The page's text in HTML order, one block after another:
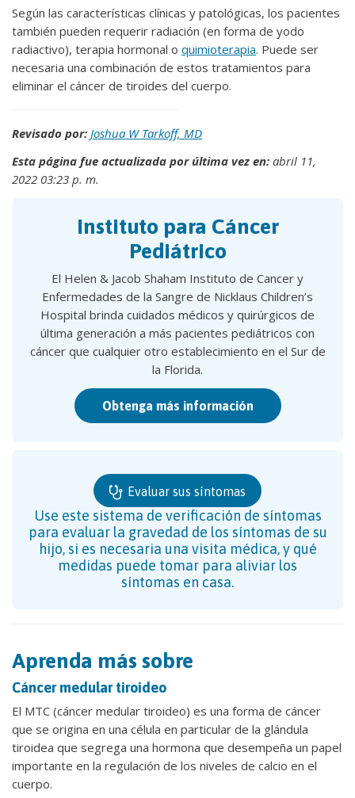
Según las características clínicas y patológicas, los pacientes
también pueden requerir radiación (en forma de yodo
radiactivo), terapia hormonal o quimioterapia. Puede ser
necesaria una combinación de estos tratamientos para
eliminar el cáncer de tiroides del cuerpo.
Revisado por: Joshua W Tarkoff, MD
Esta página fue actualizada por última vez en: abril 11,
2022 03:23 p. m.
Instituto para Cáncer
Pediátrico
El Helen & Jacob Shaham Instituto de Cancer y
Enfermedades de la Sangre de Nicklaus Children’s
Hospital brinda cuidados médicos y quirúrgicos de
última generación a más pacientes pediátricos con
cáncer que cualquier otro establecimiento en el Sur de
la Florida.
Obtenga más información
Evaluar sus síntomas
Use este sistema de verificación de síntomas
para evaluar la gravedad de los síntomas de su
hijo, si es necesaria una visita médica, y qué
medidas puede tomar para aliviar los
síntomas en casa.
Aprenda más sobre
Cáncer medular tiroideo
El MTC (cáncer medular tiroideo) es una forma de cáncer
que se origina en una célula en particular de la glándula
tiroidea que segrega una hormona que desempeña un papel
importante en la regulación de los niveles de calcio en el
cuerpo.